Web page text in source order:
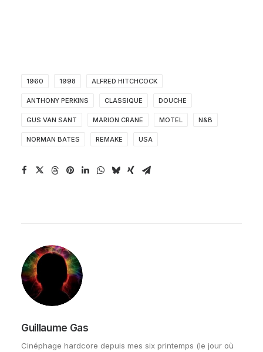
1960 1998 ALFRED HITCHCOCK
ANTHONY PERKINS CLASSIQUE DOUCHE
GUS VAN SANT MARION CRANE MOTEL N&B
NORMAN BATES REMAKE USA
Guillaume Gas
Cinéphage hardcore depuis mes six printemps (le jour où